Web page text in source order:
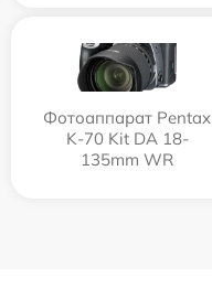
Фотоаппарат Pentax
K-70 Kit DA 18-
135mm WR